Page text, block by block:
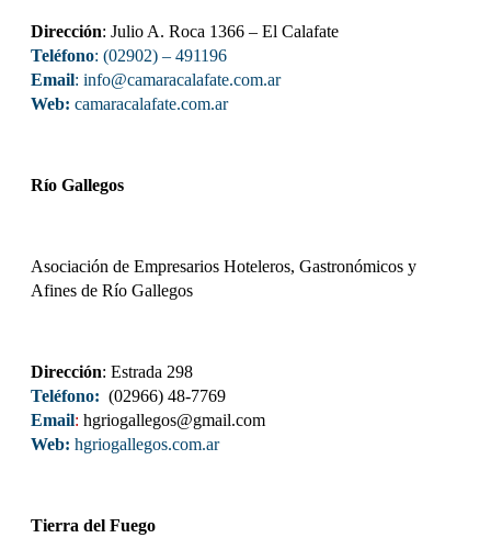
Dirección: Julio A. Roca 1366 – El Calafate
Teléfono: (02902) – 491196
Email: info@camaracalafate.com.ar
Web: camaracalafate.com.ar
Río Gallegos
Asociación de Empresarios Hoteleros, Gastronómicos y
Afines de Río Gallegos
Dirección: Estrada 298
Teléfono: (02966) 48-7769
Email: hgriogallegos@gmail.com
Web: hgriogallegos.com.ar
Tierra del Fuego